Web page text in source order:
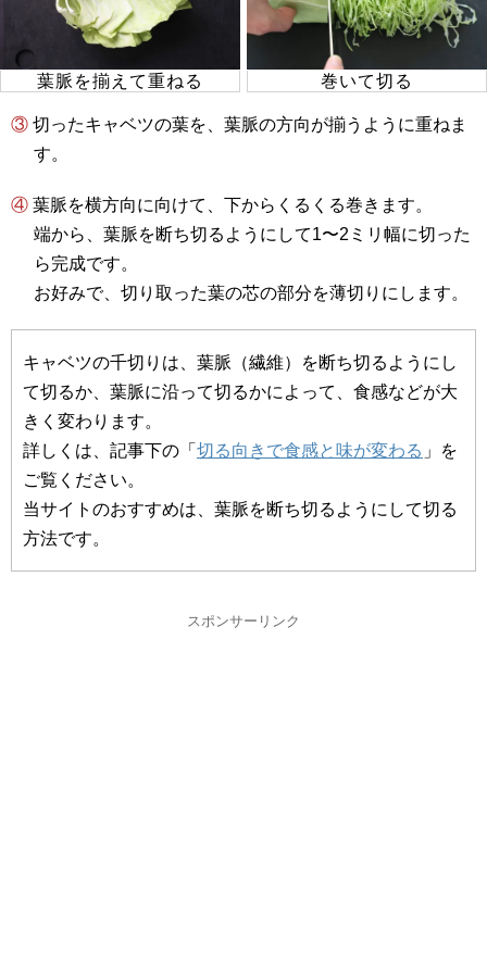
葉脈を揃えて重ねる 巻いて切る
③ 切ったキャベツの葉を、葉脈の方向が揃うように重ねま
す。
④ 葉脈を横方向に向けて、下からくるくる巻きます。
端から、葉脈を断ち切るようにして1〜2ミリ幅に切った
ら完成です。
お好みで、切り取った葉の芯の部分を薄切りにします。
キャベツの千切りは、葉脈（繊維）を断ち切るようにし
て切るか、葉脈に沿って切るかによって、食感などが大
きく変わります。
詳しくは、記事下の「 切る向きで食感と味が変わる 」を
ご覧ください。
当サイトのおすすめは、葉脈を断ち切るようにして切る
方法です。
スポンサーリンク